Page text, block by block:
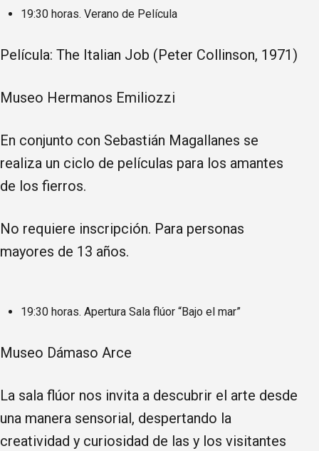
19:30 horas. Verano de Película
Película: The Italian Job (Peter Collinson, 1971)
Museo Hermanos Emiliozzi
En conjunto con Sebastián Magallanes se
realiza un ciclo de películas para los amantes
de los fierros.
No requiere inscripción. Para personas
mayores de 13 años.
19:30 horas. Apertura Sala flúor “Bajo el mar”
Museo Dámaso Arce
La sala flúor nos invita a descubrir el arte desde
una manera sensorial, despertando la
creatividad y curiosidad de las y los visitantes